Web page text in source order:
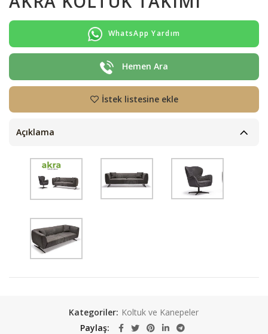
WhatsApp Yardım
Hemen Ara
İstek listesine ekle
Açıklama
Kategoriler: Koltuk ve Kanepeler
Paylaş